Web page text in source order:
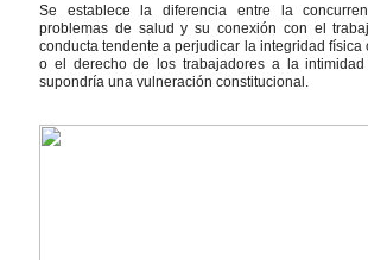
Se establece la diferencia entre la
problemas de salud y su conexión con el
conducta tendente a perjudicar la integridad física
o el derecho de los trabajadores a la
supondría una vulneración constitucional.